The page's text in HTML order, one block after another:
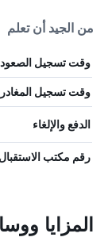
من الجيد أن تعلم
وقت تسجيل الصعود
وقت تسجيل
الدفع والإلغاء
رقم مكتب الاستقبال
المزايا